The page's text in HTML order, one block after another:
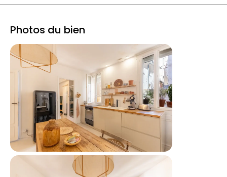
Photos du bien